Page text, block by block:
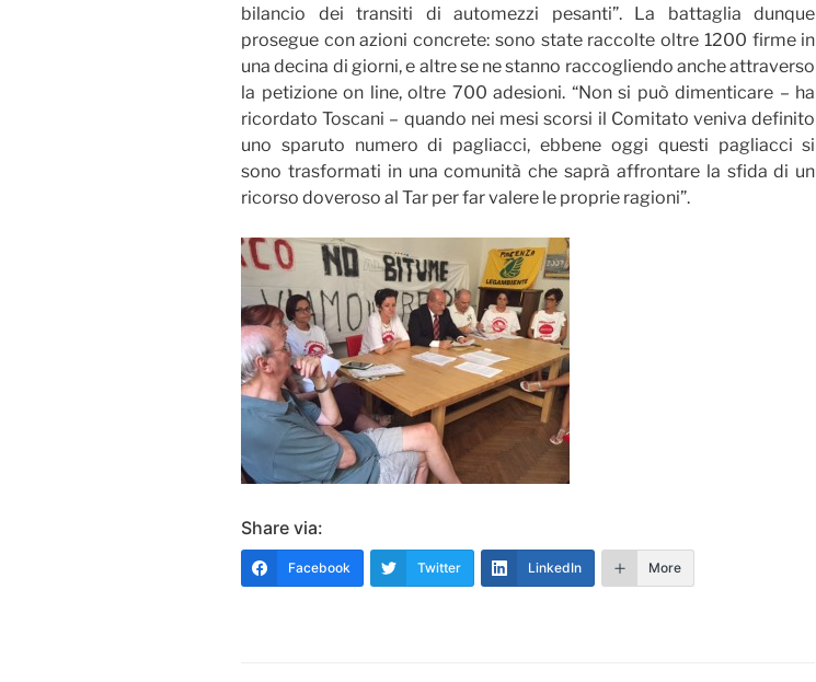
bilancio dei transiti di automezzi pesanti”. La battaglia dunque
prosegue con azioni concrete: sono state raccolte oltre 1200 firme in
una decina di giorni, e altre se ne stanno raccogliendo anche attraverso
la petizione on line, oltre 700 adesioni. “Non si può dimenticare – ha
ricordato Toscani – quando nei mesi scorsi il Comitato veniva definito
uno sparuto numero di pagliacci, ebbene oggi questi pagliacci si
sono trasformati in una comunità che saprà affrontare la sfida di un
ricorso doveroso al Tar per far valere le proprie ragioni”.
Share via:
Facebook Twitter LinkedIn More